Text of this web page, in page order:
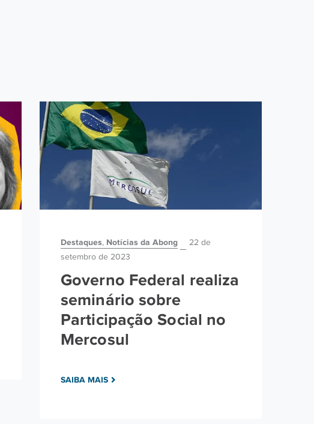
Destaques, Notícias da Abong
22 de
setembro de 2023
Governo Federal realiza
seminário sobre
Participação Social no
Mercosul
SAIBA MAIS